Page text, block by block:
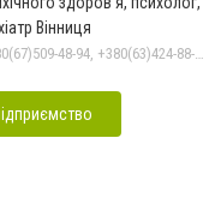
Вінниця
+380(96)700-90-01, +380(67)509-48-94, +380(63)424-88-30